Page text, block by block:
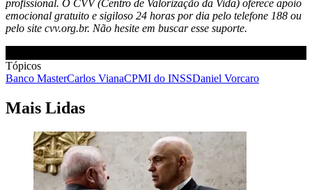
profissional. O CVV (Centro de Valorização da Vida) oferece apoio
emocional gratuito e sigiloso 24 horas por dia pelo telefone 188 ou
pelo site cvv.org.br. Não hesite em buscar esse suporte.
Tópicos
Banco MasterCarlos VianaCPMI do INSSDaniel Vorcaro
Mais Lidas